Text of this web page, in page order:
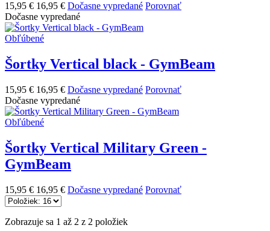
15,95 € 16,95 € Dočasne vypredané Porovnať
Dočasne vypredané
Obľúbené
Šortky Vertical black - GymBeam
15,95 € 16,95 € Dočasne vypredané Porovnať
Dočasne vypredané
Obľúbené
Šortky Vertical Military Green -
GymBeam
15,95 € 16,95 € Dočasne vypredané Porovnať
Zobrazuje sa 1 až 2 z 2 položiek